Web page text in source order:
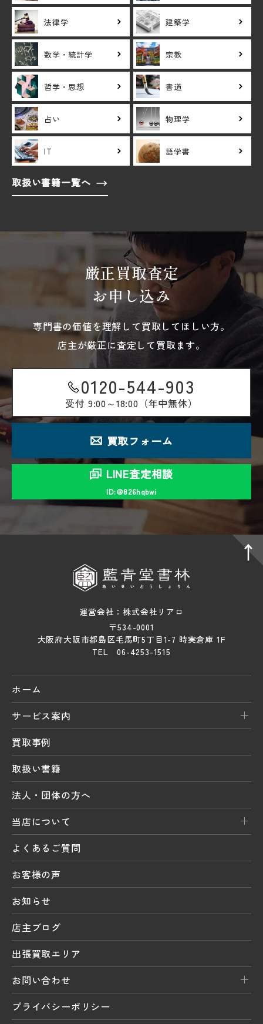
法律学 建築学
数学・統計学 宗教
哲学・思想 書道
占い 物理学
IT 語学書
取扱い書籍一覧へ
厳正買取査定
お申し込み
専門書の価値を理解して買取してほしい方。
店主が厳正に査定して買取ます。
0120-544-903
受付 9:00～18:00（年中無休）
買取フォーム
LINE査定相談
ID:＠826hqbwi
運営会社：株式会社リアロ
〒534-0001
大阪府大阪市都島区毛馬町5丁目1-7 時実倉庫 1F
TEL 06-4253-1515
ホーム
サービス案内
買取事例
取扱い書籍
法人・団体の方へ
当店について
よくあるご質問
お客様の声
お知らせ
店主ブログ
出張買取エリア
お問い合わせ
プライバシーポリシー